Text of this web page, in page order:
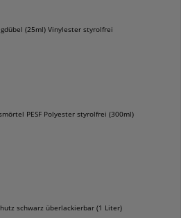
(25ml) Vinylester styrolfrei
PESF Polyester styrolfrei (300ml)
schwarz überlackierbar (1 Liter)